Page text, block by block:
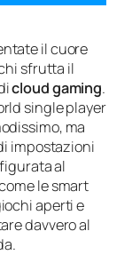
il cuore
sfrutta il
cloud gaming.
single player
ma
impostazioni
al
le smart
aperti e
davvero al